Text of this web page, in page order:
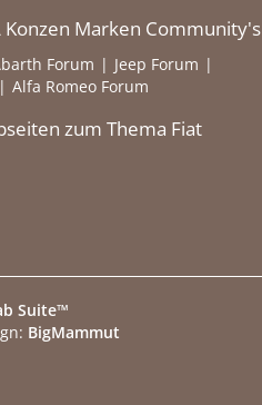
Konzen Marken Community's
Forum
Jeep Forum
Alfa Romeo Forum
zum Thema Fiat
Suite™
BigMammut